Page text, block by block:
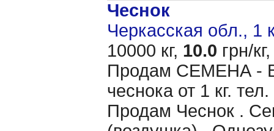
Чеснок
Черкасская обл., 1
10000 кг, 10.0 грн/кг,
Продам CЕМЕНА -
чеснока от 1 кг.
Продам Чеснок .